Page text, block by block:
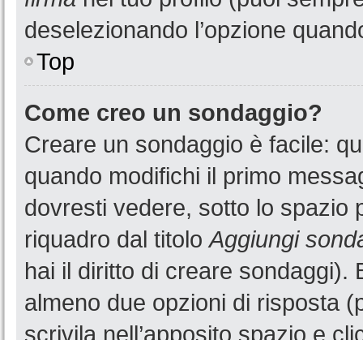
deselezionando l’opzione
Top
Come creo un sondaggio?
Creare un sondaggio è facile:
quando modifichi il primo
dovresti vedere, sotto lo spazio
riquadro dal titoloAggiungi
hai il diritto di creare sondaggi).
almeno due opzioni di risposta
scrivila nell’apposito spazio e